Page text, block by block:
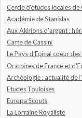
Cercle d'études locales
Académie de Stanislas
Aux Alérions d'argent :
Carte de Cassini
Le Pays d'Epinal coeur des
Oratoires de France et
Archéologie : actualité de
Etudes Touloises
Europa Scouts
La Lorraine Royaliste